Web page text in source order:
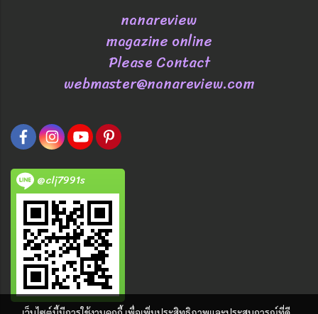
nanareview
magazine online
Please Contact
webmaster@nanareview.com
@clj7991s